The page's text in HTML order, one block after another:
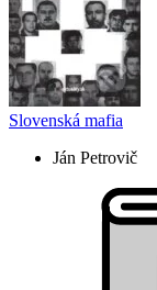
Slovenská mafia
Ján Petrovič